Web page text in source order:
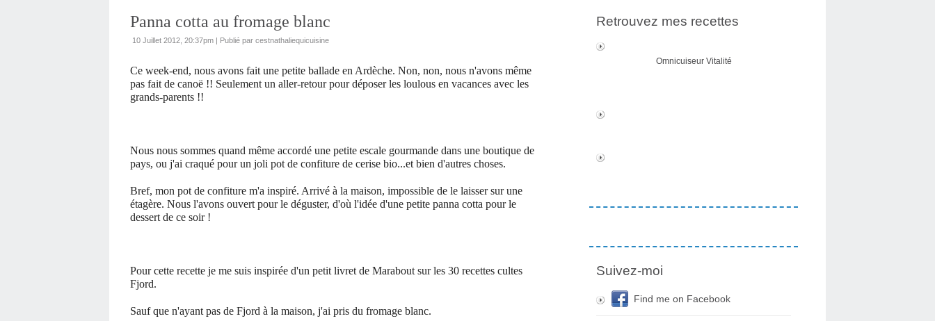
Panna cotta au fromage blanc
10 Juillet 2012, 20:37pm | Publié par cestnathaliequicuisine
Ce week-end, nous avons fait une petite ballade en Ardèche. Non, non, nous n'avons même
pas fait de canoë !! Seulement un aller-retour pour déposer les loulous en vacances avec les
grands-parents !!
Nous nous sommes quand même accordé une petite escale gourmande dans une boutique de
pays, ou j'ai craqué pour un joli pot de confiture de cerise bio...et bien d'autres choses.
Bref, mon pot de confiture m'a inspiré. Arrivé à la maison, impossible de le laisser sur une
étagère. Nous l'avons ouvert pour le déguster, d'où l'idée d'une petite panna cotta pour le
dessert de ce soir !
Pour cette recette je me suis inspirée d'un petit livret de Marabout sur les 30 recettes cultes
Fjord.
Sauf que n'ayant pas de Fjord à la maison, j'ai pris du fromage blanc.
Retrouvez mes recettes
Omnicuiseur Vitalité
Suivez-moi
Find me on Facebook